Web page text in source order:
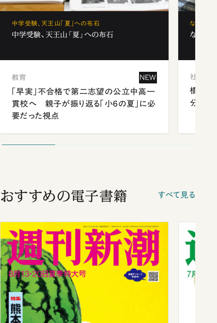
中学受験、天王山「夏」への布石
中学受験、天王山「夏」への布石
教育 NEW
「早実」不合格で第二志望の公立中高一
貫校へ 親子が振り返る「小6の夏」に必
要だった視点
なぜ「フ
なぜ「
社会
橋本愛
分 佐
おすすめの電子書籍 すべて見る